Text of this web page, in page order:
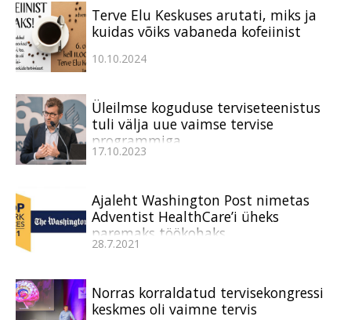
Terve Elu Keskuses arutati, miks ja
kuidas võiks vabaneda kofeiinist
10.10.2024
Üleilmse koguduse terviseteenistus
tuli välja uue vaimse tervise
programmiga
17.10.2023
Ajaleht Washington Post nimetas
Adventist HealthCare’i üheks
paremaks töökohaks
28.7.2021
Norras korraldatud tervisekongressi
keskmes oli vaimne tervis